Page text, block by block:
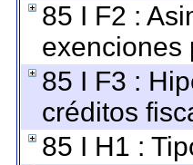
85 I F2 :
exenciones
85 I F3 :
créditos
85 I H1 :